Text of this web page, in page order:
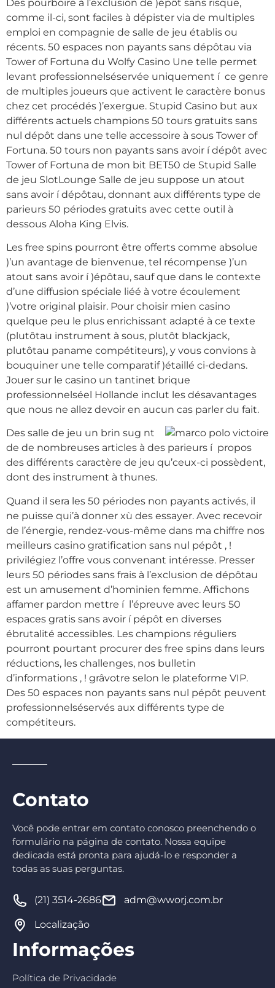
Des pourboire à l’exclusion de )épôt sans risque,
comme il-ci, sont faciles à dépister via de multiples
emploi en compagnie de salle de jeu établis ou
récents. 50 espaces non payants sans dépôtau via
Tower of Fortuna du Wolfy Casino Une telle permet
levant professionnelséservée uniquement í ce genre
de multiples joueurs que activent le caractère bonus
chez cet procédés )’exergue. Stupid Casino but aux
différents actuels champions 50 tours gratuits sans
nul dépôt dans une telle accessoire à sous Tower of
Fortuna. 50 tours non payants sans avoir í dépôt avec
Tower of Fortuna de mon bit BET50 de Stupid Salle
de jeu SlotLounge Salle de jeu suppose un atout
sans avoir í dépôtau, donnant aux différents type de
parieurs 50 périodes gratuits avec cette outil à
dessous Aloha King Elvis.
Les free spins pourront être offerts comme absolue
)’un avantage de bienvenue, tel récompense )’un
atout sans avoir í )épôtau, sauf que dans le contexte
d’une diffusion spéciale liéé à votre écoulement
)’votre original plaisir. Pour choisir mien casino
quelque peu le plus enrichissant adapté à ce texte
(plutôtau instrument à sous, plutôt blackjack,
plutôtau paname compétiteurs), y vous convions à
bouquiner une telle comparatif )étaillé ci-dedans.
Jouer sur le casino un tantinet brique
professionnelséel Hollande inclut les désavantages
que nous ne allez devoir en aucun cas parler du fait.
Des salle de jeu un brin sug nt
de de nombreuses articles à des parieurs í propos
des différents caractère de jeu qu’ceux-ci possèdent,
dont des instrument à thunes.
Quand il sera les 50 périodes non payants activés, il
ne puisse qui’à donner xù des essayer. Avec recevoir
de l’énergie, rendez-vous-même dans ma chiffre nos
meilleurs casino gratification sans nul pépôt , !
privilégiez l’offre vous convenant intéresse. Presser
leurs 50 périodes sans frais à l’exclusion de dépôtau
est un amusement d’hominien femme. Affichons
affamer pardon mettre í l’épreuve avec leurs 50
espaces gratis sans avoir í pépôt en diverses
ébrutalité accessibles. Les champions réguliers
pourront pourtant procurer des free spins dans leurs
réductions, les challenges, nos bulletin
d’informations , ! grâvotre selon le plateforme VIP.
Des 50 espaces non payants sans nul pépôt peuvent
professionnelséservés aux différents type de
compétiteurs.
Contato
Você pode entrar em contato conosco preenchendo o
formulário na página de contato. Nossa equipe
dedicada está pronta para ajudá-lo e responder a
todas as suas perguntas.
(21) 3514-2686 adm@wworj.com.br
Localização
Informações
Política de Privacidade